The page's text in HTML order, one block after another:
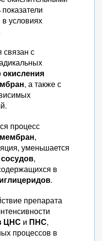
условиях
связан с
окисления
, а также с
процесс
,
уменьшается
,
в
.
препарата
ЦНС и ПНС,
процессов в